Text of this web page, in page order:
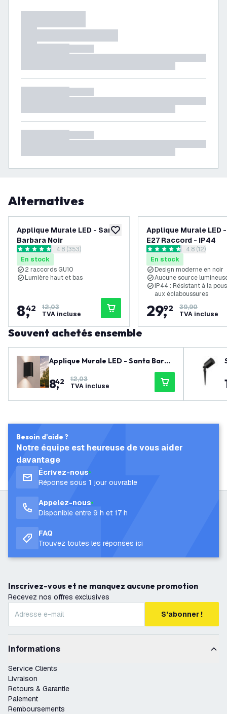
Alternatives
ajouter à la liste de souhaits
Applique Murale LED - Santa
Barbara Noir
ouvrir le tiroir des avis
4.8 étoiles de notation
4.8 (353)
En stock
2 raccords GU10
Lumière haut et bas
8,
42
12,03
TVA incluse
Applique Murale LED
E27 Raccord - IP44
ouvrir le
4.8 étoiles de notation
4.8 (12)
En stock
Design moderne en noir
Aucune source
IP44 : Résistant à la
aux éclaboussures
29,
92
39,90
TVA incluse
Souvent achetés ensemble
Applique Murale LED - Santa Barba
8,
42
12,03
TVA incluse
Besoin d'aide ?
Notre équipe est heureuse de vous aider
davantage
Écrivez-nous
Réponse sous 1 jour ouvrable
Appelez-nous
Disponible entre 9 h et 17 h
FAQ
Trouvez toutes les réponses ici
Inscrivez-vous et ne manquez aucune promotion
Recevez nos offres exclusives
S'abonner !
Informations
Service Clients
Livraison
Retours & Garantie
Paiement
Remboursements